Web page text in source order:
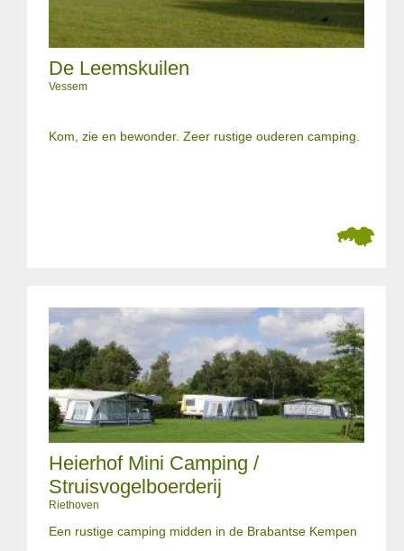
De Leemskuilen
Vessem
Kom, zie en bewonder. Zeer rustige ouderen camping.
Heierhof Mini Camping /
Struisvogelboerderij
Riethoven
Een rustige camping midden in de Brabantse Kempen